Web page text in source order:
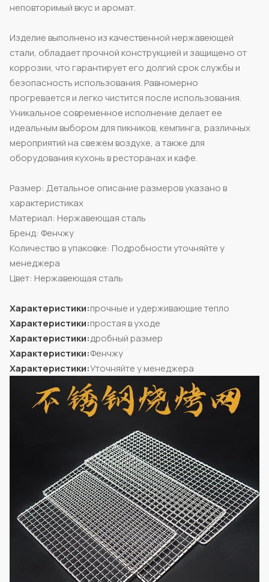
неповторимый вкус и аромат.
Изделие выполнено из качественной нержавеющей
стали, обладает прочной конструкцией и защищено от
коррозии, что гарантирует его долгий срок службы и
безопасность использования. Равномерно
прогревается и легко чистится после использования.
Уникальное современное исполнение делает ее
идеальным выбором для пикников, кемпинга, различных
мероприятий на свежем воздухе, а также для
оборудования кухонь в ресторанах и кафе.
Размер: Детальное описание размеров указано в
характеристиках
Материал: Нержавеющая сталь
Бренд: Фенчжу
Количество в упаковке: Подробности уточняйте у
менеджера
Цвет: Нержавеющая сталь
Характеристики:прочные и удерживающие тепло
Характеристики:простая в уходе
Характеристики:дробный размер
Характеристики:Фенчжу
Характеристики:Уточняйте у менеджера